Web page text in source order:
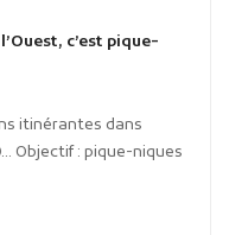
c’est pique-
itinérantes dans
Objectif : pique-niques